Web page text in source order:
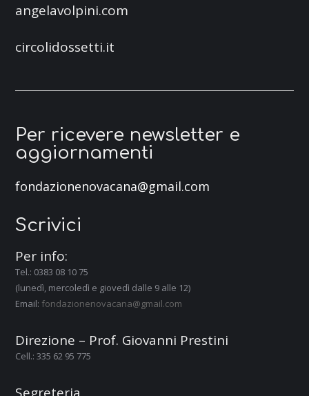
angelavolpini.com
circolidossetti.it
Per ricevere newsletter e
aggiornamenti
fondazionenovacana@gmail.com
Scrivici
Per info:
Tel.: 0383 08 10 75
(lunedì, mercoledì e giovedì dalle 9 alle 12)
Email: fondazionenovacana@gmail.com
Direzione – Prof. Giovanni Prestini
Cell.: 335 62 95 775
Segreteria